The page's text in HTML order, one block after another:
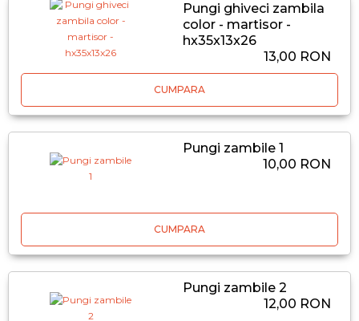
Pungi ghiveci zambila
color - martisor -
hx35x13x26
13,00 RON
CUMPARA
Pungi zambile 1
10,00 RON
CUMPARA
Pungi zambile 2
12,00 RON